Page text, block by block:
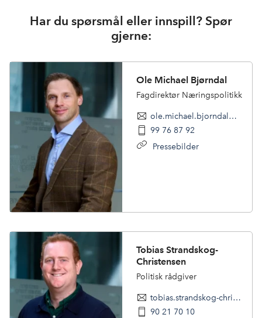
Har du spørsmål eller innspill? Spør
gjerne:
Ole Michael Bjørndal
Fagdirektør Næringspolitikk
ole.michael.bjorndal@nhoreiseliv.no
99 76 87 92
Pressebilder
Tobias Strandskog-
Christensen
Politisk rådgiver
tobias.strandskog-christensen@nhoreiseliv.no
90 21 70 10